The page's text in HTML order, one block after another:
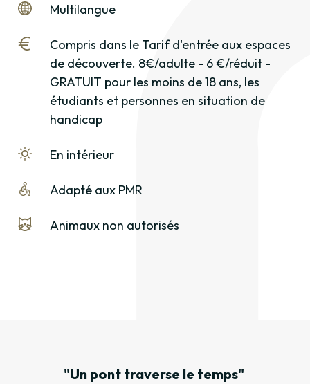
Multilangue
Compris dans le Tarif d'entrée aux espaces
de découverte. 8€/adulte - 6 €/réduit -
GRATUIT pour les moins de 18 ans, les
étudiants et personnes en situation de
handicap
En intérieur
Adapté aux PMR
Animaux non autorisés
"Un pont traverse le temps"